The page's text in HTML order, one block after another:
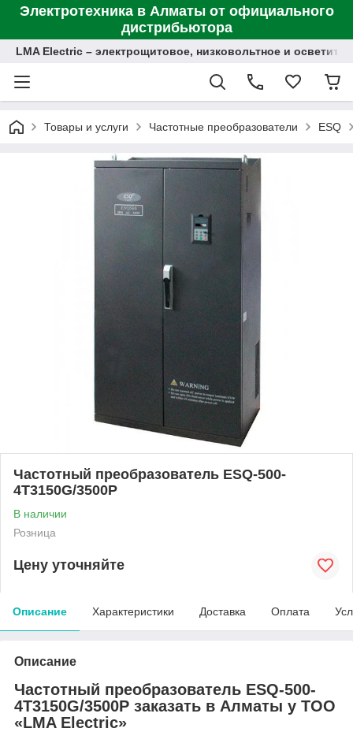
Электротехника в Алматы от официального
дистрибьютора
LMA Electric – электрощитовое, низковольтное и
Товары и услуги Частотные преобразователи ESQ
Частотный преобразователь ESQ-500-
4T3150G/3500P
В наличии
Розница
Цену уточняйте
Описание Характеристики Доставка Оплата
Описание
Частотный преобразователь ESQ-500-
4T3150G/3500P заказать в Алматы у ТОО
«LMA Electric»